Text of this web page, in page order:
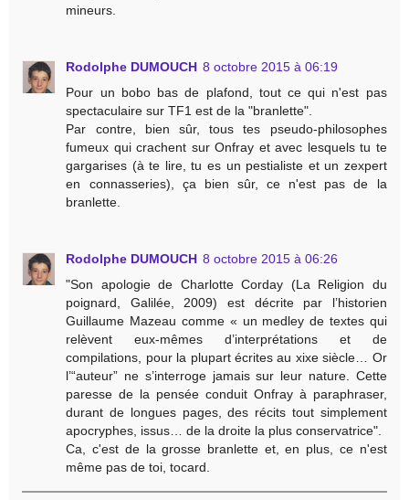
mineurs.
Rodolphe DUMOUCH 8 octobre 2015 à 06:19
Pour un bobo bas de plafond, tout ce qui n'est pas
spectaculaire sur TF1 est de la "branlette".
Par contre, bien sûr, tous tes pseudo-philosophes
fumeux qui crachent sur Onfray et avec lesquels tu te
gargarises (à te lire, tu es un pestialiste et un zexpert
en connasseries), ça bien sûr, ce n'est pas de la
branlette.
Rodolphe DUMOUCH 8 octobre 2015 à 06:26
"Son apologie de Charlotte Corday (La Religion du
poignard, Galilée, 2009) est décrite par l’historien
Guillaume Mazeau comme « un medley de textes qui
relèvent eux-mêmes d’interprétations et de
compilations, pour la plupart écrites au xixe siècle… Or
l’“auteur” ne s’interroge jamais sur leur nature. Cette
paresse de la pensée conduit Onfray à paraphraser,
durant de longues pages, des récits tout simplement
apocryphes, issus… de la droite la plus conservatrice".
Ca, c'est de la grosse branlette et, en plus, ce n'est
même pas de toi, tocard.